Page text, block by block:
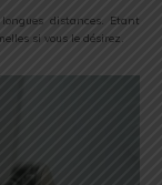
distances. Etant
si vous le désirez.